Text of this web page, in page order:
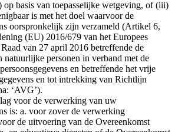
op basis van toepasselijke wetgeving, of (iii)
is met het doel waarvoor de
oorspronkelijk zijn verzameld (Artikel 6,
(EU) 2016/679 van het Europees
van 27 april 2016 betreffende de
natuurlijke personen in verband met de
en betreffende het vrije
en tot intrekking van Richtlijn
‘AVG’).
voor de verwerking van uw
is: a. voor zover de verwerking
de uitvoering van de Overeenkomst